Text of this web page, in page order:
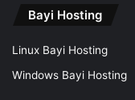
Bayi Hosting
Linux Bayi Hosting
Windows Bayi Hosting